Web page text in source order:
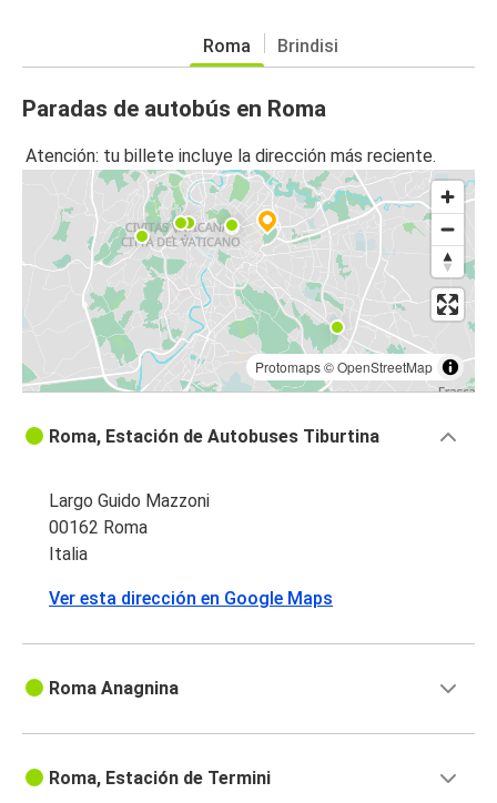
Roma Brindisi
Paradas de autobús en Roma
Atención: tu billete incluye la dirección más reciente.
Protomaps©OpenStreetMap
Roma, Estación de Autobuses Tiburtina
Largo Guido Mazzoni
00162 Roma
Italia
Ver esta dirección en Google Maps
Roma Anagnina
Roma, Estación de Termini